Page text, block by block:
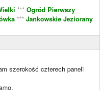
*** Ogród Pierwszy
*** Jankowskie Jeziorany
szerokość czterech paneli